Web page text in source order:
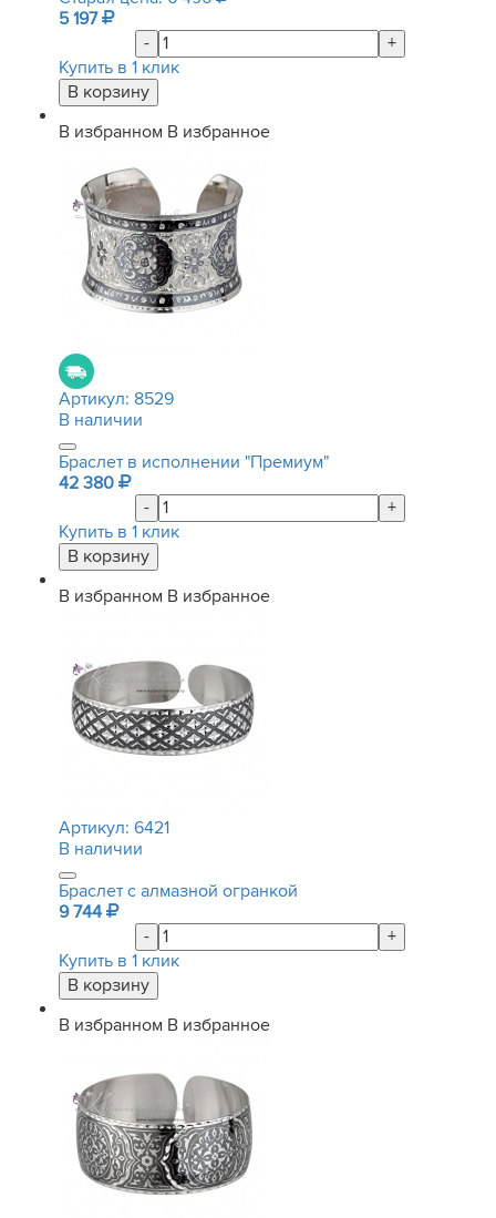
5 197
-
+
Купить в 1 клик
В избранном В избранное
Артикул: 8529
В наличии
Браслет в исполнении "Премиум"
42 380
-
+
Купить в 1 клик
В избранном В избранное
Артикул: 6421
В наличии
Браслет с алмазной огранкой
9 744
-
+
Купить в 1 клик
В избранном В избранное